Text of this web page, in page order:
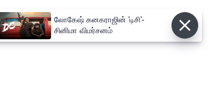
லோகேஷ் கனகராஜின் 'டிசி'-
சினிமா விமர்சனம்